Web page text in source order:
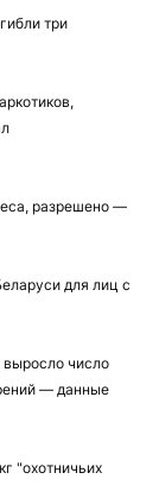
три
разрешено —
для лиц с
выросло число
— данные
"охотничьих